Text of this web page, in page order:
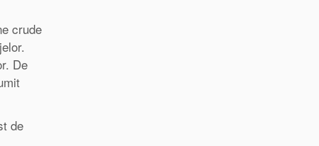
crude
De
de